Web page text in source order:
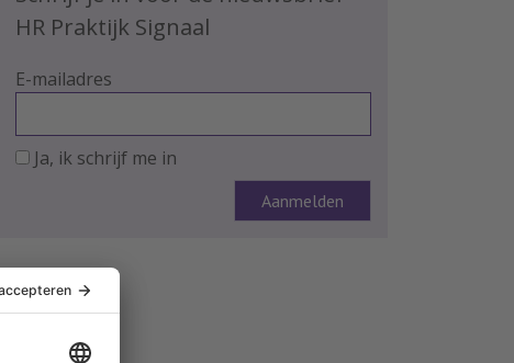
HR Praktijk Signaal
E-mailadres
Ja, ik schrijf me in